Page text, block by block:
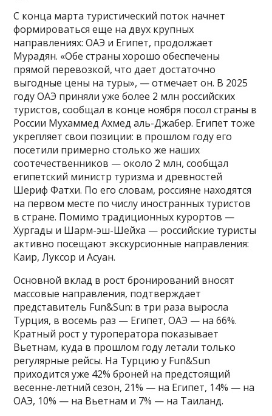
С конца марта туристический поток начнет
формироваться еще на двух крупных
направлениях: ОАЭ и Египет, продолжает
Мурадян. «Обе страны хорошо обеспечены
прямой перевозкой, что дает достаточно
выгодные цены на туры», — отмечает он. В 2025
году ОАЭ приняли уже более 2 млн российских
туристов, сообщал в конце ноября посол страны в
России Мухаммед Ахмед аль-Джабер. Египет тоже
укрепляет свои позиции: в прошлом году его
посетили примерно столько же наших
соотечественников — около 2 млн, сообщал
египетский министр туризма и древностей
Шериф Фатхи. По его словам, россияне находятся
на первом месте по числу иностранных туристов
в стране. Помимо традиционных курортов —
Хургады и Шарм-эш-Шейха — российские туристы
активно посещают экскурсионные направления:
Каир, Луксор и Асуан.
Основной вклад в рост бронирований вносят
массовые направления, подтверждает
представитель Fun&Sun: в три раза выросла
Турция, в восемь раз — Египет, ОАЭ — на 66%.
Кратный рост у туроператора показывает
Вьетнам, куда в прошлом году летали только
регулярные рейсы. На Турцию у Fun&Sun
приходится уже 42% броней на предстоящий
весенне-летний сезон, 21% — на Египет, 14% — на
ОАЭ, 10% — на Вьетнам и 7% — на Таиланд.